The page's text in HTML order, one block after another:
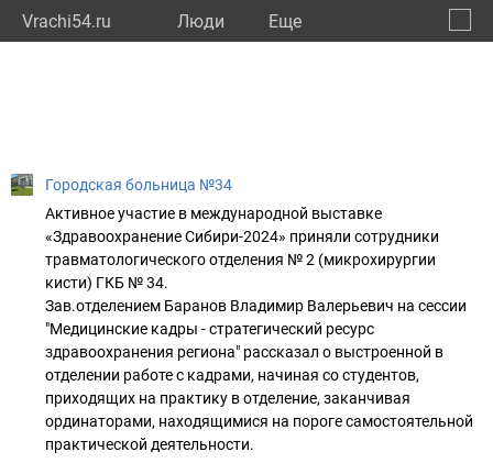
Vrachi54.ru Люди Eще
Городская больница №34
Активное участие в международной выставке
«Здравоохранение Сибири-2024» приняли сотрудники
травматологического отделения № 2 (микрохирургии
кисти) ГКБ № 34.
Зав.отделением Баранов Владимир Валерьевич на сессии
"Медицинские кадры - стратегический ресурс
здравоохранения региона" рассказал о выстроенной в
отделении работе с кадрами, начиная со студентов,
приходящих на практику в отделение, заканчивая
ординаторами, находящимися на пороге самостоятельной
практической деятельности.